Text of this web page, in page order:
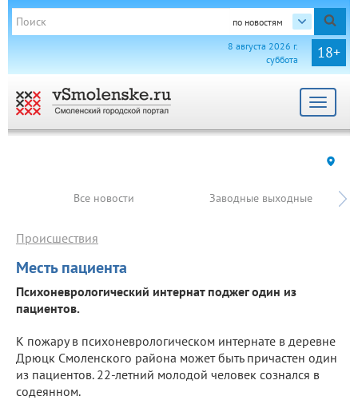
по новостям
18+
8 августа 2026 г.
суббота
Toggle
Все новости Заводные выходные
Месть пациента
Происшествия
Психоневрологический интернат поджег один из
пациентов.
К пожару в психоневрологическом интернате в деревне
Дрюцк Смоленского района может быть причастен один
из пациентов. 22-летний молодой человек сознался в
содеянном.